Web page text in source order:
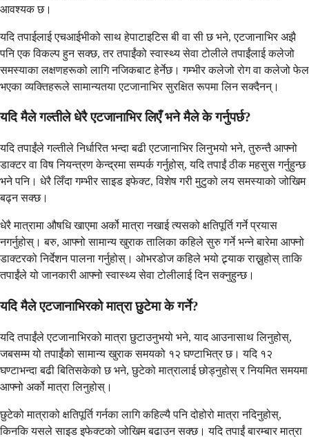
आवश्यक छ।
यदि तपाईलाई एचआईभीको साथ हेपाटाइटिस बी वा सी छ भने, एटजानाभिर अझै
पनि एक विकल्प हुन सक्छ, तर तपाईंको स्वास्थ्य सेवा टोलीले तपाईंलाई कलेजो
समस्याका लक्षणहरूको लागि नजिकबाट हेर्नेछ। गम्भीर कलेजो रोग वा कलेजो फेल
भएका व्यक्तिहरूले सामान्यतया एटजानाभिर सुरक्षित रूपमा लिन सक्दैनन्।
यदि मैले गल्तीले धेरै एटजानाभिर लिएँ भने मैले के गर्नुपर्छ?
यदि तपाईंले गल्तीले निर्धारित भन्दा बढी एटजानाभिर लिनुभयो भने, तुरुन्तै आफ्नो
डाक्टर वा विष नियन्त्रण केन्द्रमा सम्पर्क गर्नुहोस्, यदि तपाईं ठीक महसुस गर्नुहुन्छ
भने पनि। धेरै लिँदा गम्भीर साइड इफेक्ट, विशेष गरी मुटुको लय समस्याको जोखिम
बढ्न सक्छ।
धेरै मात्रामा औषधि खाएमा अर्को मात्रा नखाई त्यसको क्षतिपूर्ति गर्ने प्रयास
नगर्नुहोस्। बरु, आफ्नो सामान्य खुराक तालिका कहिले सुरु गर्ने भन्ने बारेमा आफ्नो
डाक्टरको निर्देशन पालना गर्नुहोस्। ओभरडोज कहिले भयो ट्र्याक राख्नुहोस् ताकि
तपाईंले यो जानकारी आफ्नो स्वास्थ्य सेवा टोलीलाई दिन सक्नुहुन्छ।
यदि मैले एटजानाभिरको मात्रा छुटेमा के गर्ने?
यदि तपाईंले एटजानाभिरको मात्रा छुटाउनुभयो भने, याद आउनासाथ लिनुहोस्,
जबसम्म यो तपाईंको सामान्य खुराक समयको १२ घण्टाभित्र छ। यदि १२
घण्टाभन्दा बढी बितिसकेको छ भने, छुटेको मात्रालाई छोड्नुहोस् र नियमित समयमा
आफ्नो अर्को मात्रा लिनुहोस्।
छुटेको मात्राको क्षतिपूर्ति गर्नका लागि कहिल्यै पनि दोहोरो मात्रा नदिनुहोस्,
किनकि यसले साइड इफेक्टको जोखिम बढाउन सक्छ। यदि तपाईं बारम्बार मात्रा